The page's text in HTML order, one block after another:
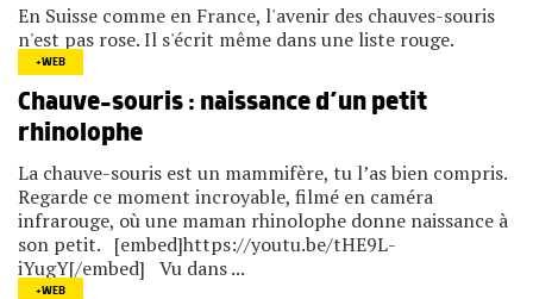
En Suisse comme en France, l'avenir des chauves-souris
n'est pas rose. Il s'écrit même dans une liste rouge.
+WEB
Chauve-souris : naissance d’un petit
rhinolophe
La chauve-souris est un mammifère, tu l’as bien compris.
Regarde ce moment incroyable, filmé en caméra
infrarouge, où une maman rhinolophe donne naissance à
son petit. [embed]https://youtu.be/tHE9L-
iYugY[/embed] Vu dans ...
+WEB